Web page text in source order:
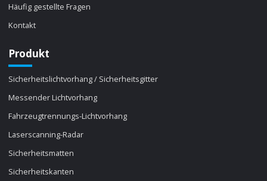
Häufig gestellte Fragen
Kontakt
Produkt
Sicherheitslichtvorhang / Sicherheitsgitter
Messender Lichtvorhang
Fahrzeugtrennungs-Lichtvorhang
Laserscanning-Radar
Sicherheitsmatten
Sicherheitskanten